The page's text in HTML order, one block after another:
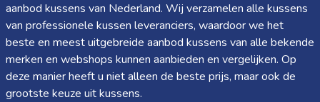
aanbod kussens van Nederland. Wij verzamelen alle kussens
van professionele kussen leveranciers, waardoor we het
beste en meest uitgebreide aanbod kussens van alle bekende
merken en webshops kunnen aanbieden en vergelijken. Op
deze manier heeft u niet alleen de beste prijs, maar ook de
grootste keuze uit kussens.